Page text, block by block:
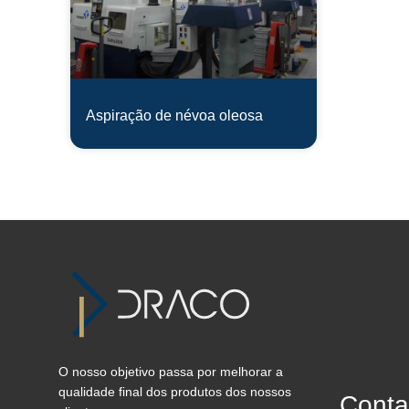
Aspiração de névoa oleosa
O nosso objetivo passa por melhorar a
qualidade final dos produtos dos nossos